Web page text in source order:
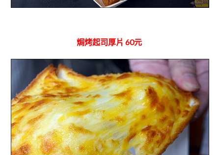
焗烤起司厚片 60元